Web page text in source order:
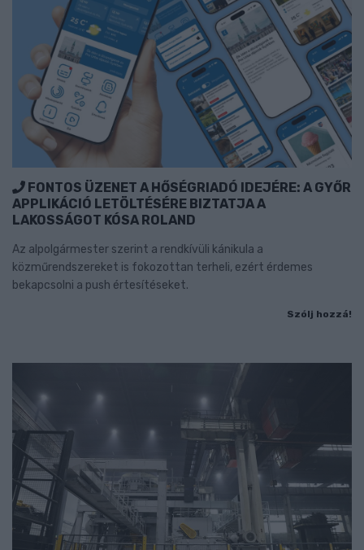
FONTOS ÜZENET A HŐSÉGRIADÓ IDEJÉRE: A GYŐR
APPLIKÁCIÓ LETÖLTÉSÉRE BIZTATJA A
LAKOSSÁGOT KÓSA ROLAND
Az alpolgármester szerint a rendkívüli kánikula a
közműrendszereket is fokozottan terheli, ezért érdemes
bekapcsolni a push értesítéseket.
Szólj hozzá!